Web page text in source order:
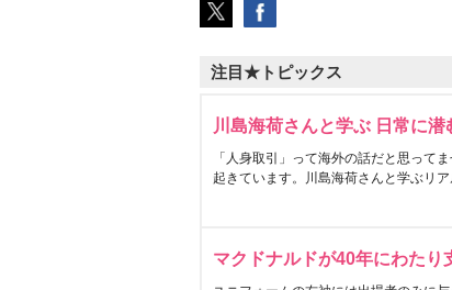
注目★トピックス
川島海荷さんと学ぶ 日常に
「人身取引」って海外の話だと思って
起きています。川島海荷さんと学ぶリア
マクドナルドが40年にわたり